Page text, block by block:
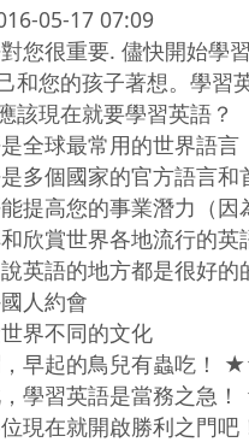
05-17 07:09
您很重要. 儘快開始學
和您的孩子著想。學習
該現在就要學習英語？
全球最常用的世界語言
多個國家的官方語言和
提高您的事業潛力（
欣賞世界各地流行的英
英語的地方都是很好的
人約會
界不同的文化
早起的鳥兒有蟲吃！
學習英語是當務之急
在就開啟勝利之門